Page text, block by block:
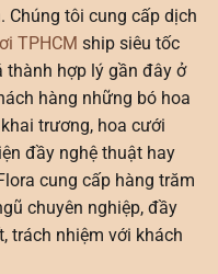
Chúng tôi cung cấp dịch
TPHCM ship siêu tốc
hợp lý gần đây ở
hàng những bó hoa
trương, hoa cưới
đầy nghệ thuật hay
cung cấp hàng trăm
chuyên nghiệp, đầy
trách nhiệm với khách